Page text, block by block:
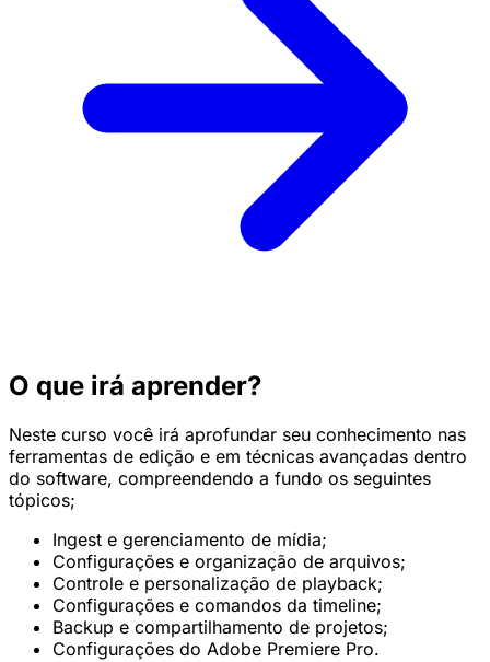
O que irá aprender?
Neste curso você irá aprofundar seu conhecimento nas
ferramentas de edição e em técnicas avançadas dentro
do software, compreendendo a fundo os seguintes
tópicos;
Ingest e gerenciamento de mídia;
Configurações e organização de arquivos;
Controle e personalização de playback;
Configurações e comandos da timeline;
Backup e compartilhamento de projetos;
Configurações do Adobe Premiere Pro.